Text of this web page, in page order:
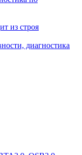
из строя
диагностика